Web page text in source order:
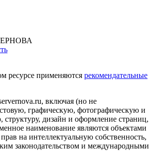
ресурсе применяются рекомендательные
включая (но не
графическую, фотографическую и
дизайн и оформление страниц,
наименование являются объектами
на интеллектуальную собственность,
законодательством и международными